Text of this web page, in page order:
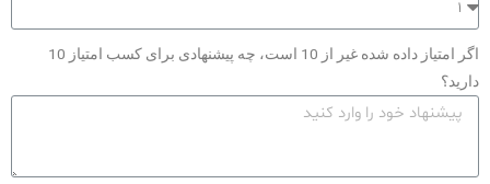
اگر امتیاز داده شده غیر از 10 است، چه پیشنهادی برای کسب امتیاز 10
دارید؟